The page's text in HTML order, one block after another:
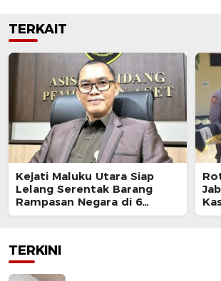
TERKAIT
Kejati Maluku Utara Siap
Lelang Serentak Barang
Rampasan Negara di 6
Kabupaten
TERKINI